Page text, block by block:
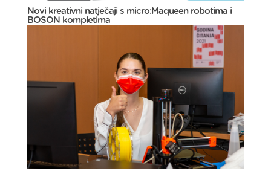
Novi kreativni natječaji s micro:Maqueen robotima i
BOSON kompletima